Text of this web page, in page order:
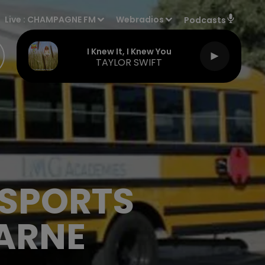
Live : CHAMPAGNE FM Webradios Podcasts
I Knew It, I Knew You
TAYLOR SWIFT